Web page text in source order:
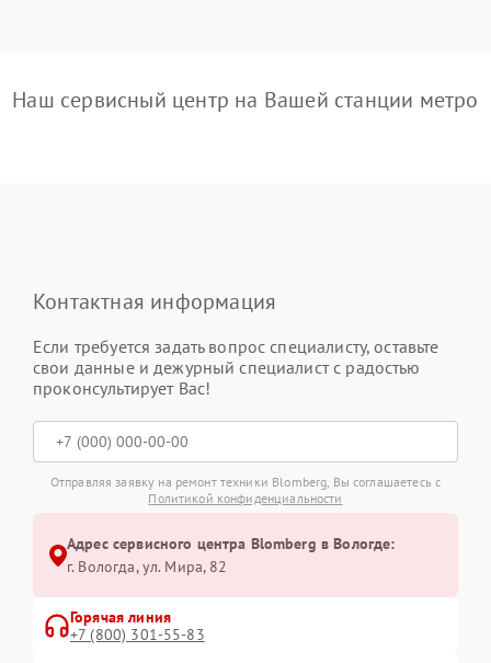
Наш сервисный центр на Вашей станции метро
Контактная информация
Если требуется задать вопрос специалисту, оставьте
свои данные и дежурный специалист с радостью
проконсультирует Вас!
Отправляя заявку на ремонт техники Blomberg, Вы соглашаетесь с
Политикой конфиденциальности
Адрес сервисного центра Blomberg в Вологде:
г. Вологда, ул. Мира, 82
Горячая линия
+7 (800) 301-55-83